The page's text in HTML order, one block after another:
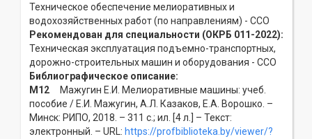
Техническое обеспечение мелиоративных и
водохозяйственных работ (по направлениям) - ССO
Рекомендован для специальности (ОКРБ 011-2022):
Техническая эксплуатация подъемно-транспортных,
дорожно-строительных машин и оборудования - ССO
Библиографическое описание:
М12 Мажугин Е.И. Мелиоративные машины: учеб.
пособие / Е.И. Мажугин, А.Л. Казаков, Е.А. Ворошко. –
Минск: РИПО, 2018. – 311 с.; ил. [4 л.] – Текст:
электронный. – URL: https://profbiblioteka.by/viewer/?